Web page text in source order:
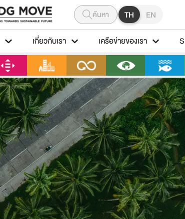
ค้นหา TH EN
เกี่ยวกับเรา เครือข่ายของเรา